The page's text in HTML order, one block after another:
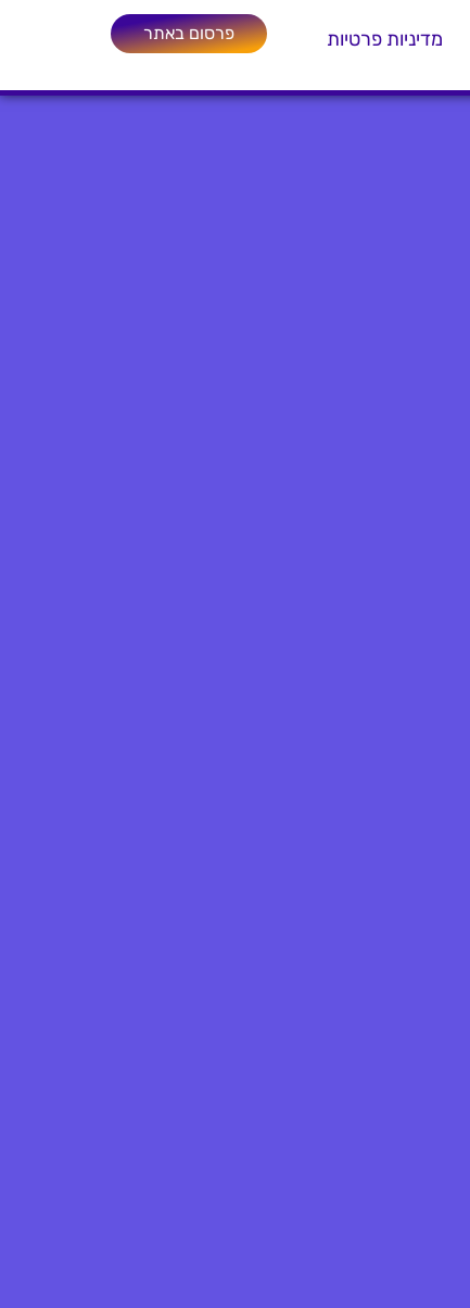
מדיניות פרטיות פרסום באתר